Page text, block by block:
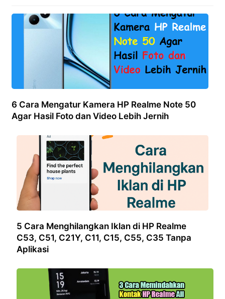
6 Cara Mengatur Kamera HP Realme Note 50
Agar Hasil Foto dan Video Lebih Jernih
5 Cara Menghilangkan Iklan di HP Realme
C53, C51, C21Y, C11, C15, C55, C35 Tanpa
Aplikasi